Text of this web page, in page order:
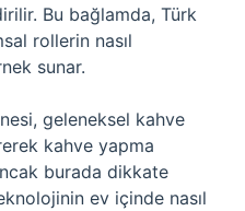
Bu bağlamda, Türk
rollerin nasıl
sunar.
geleneksel kahve
kahve yapma
burada dikkate
ev içinde nasıl